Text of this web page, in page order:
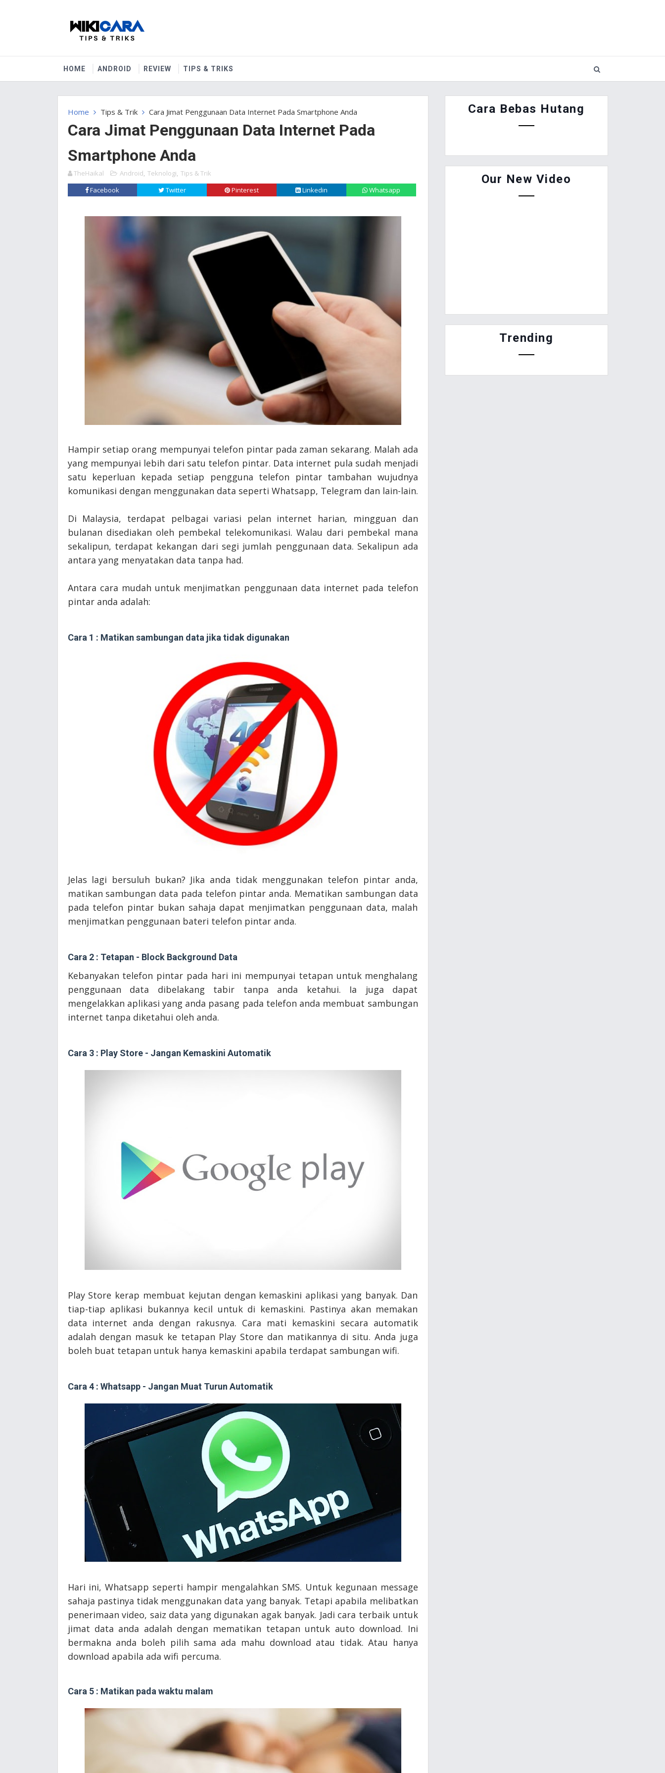
HOME ANDROID REVIEW TIPS & TRIKS
Home Tips & Trik Cara Jimat Penggunaan Data Internet Pada Smartphone Anda
Cara Jimat Penggunaan Data Internet Pada
Smartphone Anda
TheHaikal Android, Teknologi, Tips & Trik
Facebook
Twitter Pinterest Linkedin Whatsapp
Hampir setiap orang mempunyai telefon pintar pada zaman sekarang. Malah ada
yang mempunyai lebih dari satu telefon pintar. Data internet pula sudah menjadi
satu keperluan kepada setiap pengguna telefon pintar tambahan wujudnya
komunikasi dengan menggunakan data seperti Whatsapp, Telegram dan lain-lain.
Di Malaysia, terdapat pelbagai variasi pelan internet harian, mingguan dan
bulanan disediakan oleh pembekal telekomunikasi. Walau dari pembekal mana
sekalipun, terdapat kekangan dari segi jumlah penggunaan data. Sekalipun ada
antara yang menyatakan data tanpa had.
Antara cara mudah untuk menjimatkan penggunaan data internet pada telefon
pintar anda adalah:
Cara 1 : Matikan sambungan data jika tidak digunakan
Jelas lagi bersuluh bukan? Jika anda tidak menggunakan telefon pintar anda,
matikan sambungan data pada telefon pintar anda. Mematikan sambungan data
pada telefon pintar bukan sahaja dapat menjimatkan penggunaan data, malah
menjimatkan penggunaan bateri telefon pintar anda.
Cara 2 : Tetapan - Block Background Data
Kebanyakan telefon pintar pada hari ini mempunyai tetapan untuk menghalang
penggunaan data dibelakang tabir tanpa anda ketahui. Ia juga dapat
mengelakkan aplikasi yang anda pasang pada telefon anda membuat sambungan
internet tanpa diketahui oleh anda.
Cara 3 : Play Store - Jangan Kemaskini Automatik
Play Store kerap membuat kejutan dengan kemaskini aplikasi yang banyak. Dan
tiap-tiap aplikasi bukannya kecil untuk di kemaskini. Pastinya akan memakan
data internet anda dengan rakusnya. Cara mati kemaskini secara automatik
adalah dengan masuk ke tetapan Play Store dan matikannya di situ. Anda juga
boleh buat tetapan untuk hanya kemaskini apabila terdapat sambungan wifi.
Cara 4 : Whatsapp - Jangan Muat Turun Automatik
Hari ini, Whatsapp seperti hampir mengalahkan SMS. Untuk kegunaan message
sahaja pastinya tidak menggunakan data yang banyak. Tetapi apabila melibatkan
penerimaan video, saiz data yang digunakan agak banyak. Jadi cara terbaik untuk
jimat data anda adalah dengan mematikan tetapan untuk auto download. Ini
bermakna anda boleh pilih sama ada mahu download atau tidak. Atau hanya
download apabila ada wifi percuma.
Cara 5 : Matikan pada waktu malam
Cara Bebas Hutang
Our New Video
Trending